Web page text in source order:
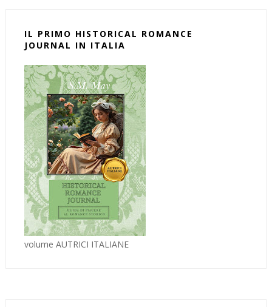
IL PRIMO HISTORICAL ROMANCE
JOURNAL IN ITALIA
volume AUTRICI ITALIANE